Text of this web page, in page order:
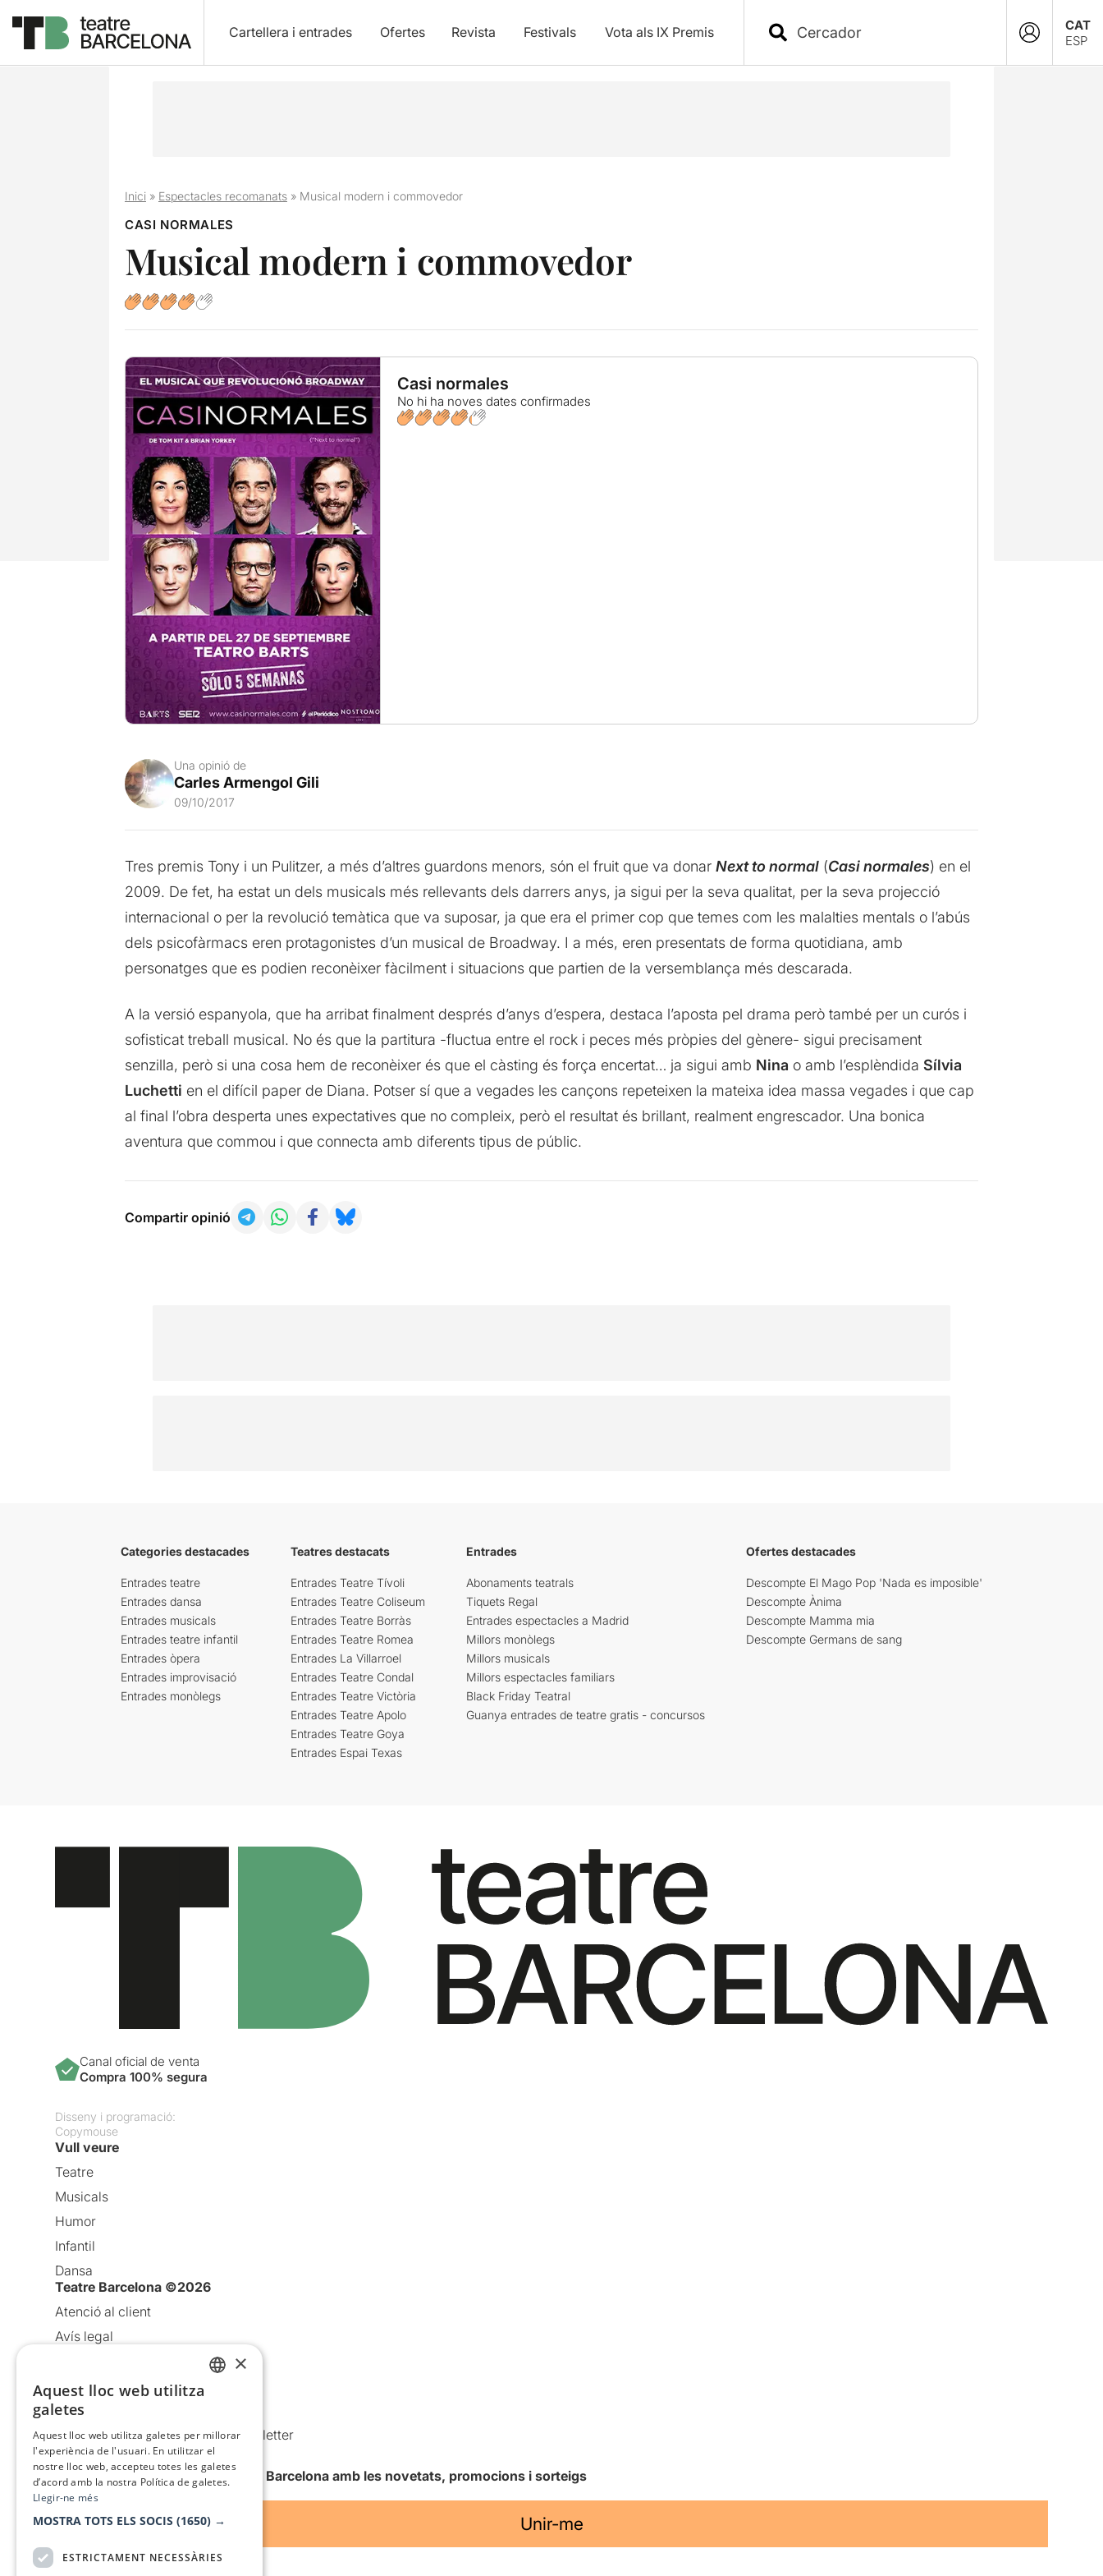
Cartellera i entrades Ofertes Revista Festivals Vota als IX Premis
CAT
ESP
Inici» Espectacles recomanats» Musical modern i commovedor
CASI NORMALES
Musical modern i commovedor
Casi normales
No hi ha noves dates confirmades
Una opinió de
Carles Armengol Gili
09/10/2017
Tres premis Tony i un Pulitzer, a més d’altres guardons menors, són el fruit que va donar Next to normal(Casi normales) en el
2009. De fet, ha estat un dels musicals més rellevants dels darrers anys, ja sigui per la seva qualitat, per la seva projecció
internacional o per la revolució temàtica que va suposar, ja que era el primer cop que temes com les malalties mentals o l’abús
dels psicofàrmacs eren protagonistes d’un musical de Broadway. I a més, eren presentats de forma quotidiana, amb
personatges que es podien reconèixer fàcilment i situacions que partien de la versemblança més descarada.
A la versió espanyola, que ha arribat finalment després d’anys d’espera, destaca l’aposta pel drama però també per un curós i
sofisticat treball musical. No és que la partitura -fluctua entre el rock i peces més pròpies del gènere- sigui precisament
senzilla, però si una cosa hem de reconèixer és que el càsting és força encertat… ja sigui amb Nina o amb l’esplèndida Sílvia
Luchetti en el difícil paper de Diana. Potser sí que a vegades les cançons repeteixen la mateixa idea massa vegades i que cap
al final l’obra desperta unes expectatives que no compleix, però el resultat és brillant, realment engrescador. Una bonica
aventura que commou i que connecta amb diferents tipus de públic.
Compartir opinió
Categories destacades
Entrades teatre
Entrades dansa
Entrades musicals
Entrades teatre infantil
Entrades òpera
Entrades improvisació
Entrades monòlegs
Teatres destacats
Entrades Teatre Tívoli
Entrades Teatre Coliseum
Entrades Teatre Borràs
Entrades Teatre Romea
Entrades La Villarroel
Entrades Teatre Condal
Entrades Teatre Victòria
Entrades Teatre Apolo
Entrades Teatre Goya
Entrades Espai Texas
Entrades
Abonaments teatrals
Tiquets Regal
Entrades espectacles a Madrid
Millors monòlegs
Millors musicals
Millors espectacles familiars
Black Friday Teatral
Guanya entrades de teatre gratis - concursos
Ofertes destacades
Descompte El Mago Pop 'Nada es imposible'
Descompte Ànima
Descompte Mamma mia
Descompte Germans de sang
Canal oficial de venta
Compra 100% segura
Disseny i programació:
Copymouse
Vull veure
Teatre
Musicals
Humor
Infantil
Dansa
Teatre Barcelona ©2026
Atenció al client
Avís legal
Política de cookies
Condicions d’ús
Comunicacions comercials i Newsletter
Anuncia’t
Vull rebre la newsletter de Teatre Barcelona amb les novetats, promocions i sorteigs
Unir-me
×
Aquest lloc web utilitza
galetes
Aquest lloc web utilitza galetes per millorar
l'experiència de l'usuari. En utilitzar el
nostre lloc web, accepteu totes les galetes
d’acord amb la nostra Política de galetes.
Llegir-ne més
MOSTRA TOTS ELS SOCIS (1650) →
ESTRICTAMENT NECESSÀRIES